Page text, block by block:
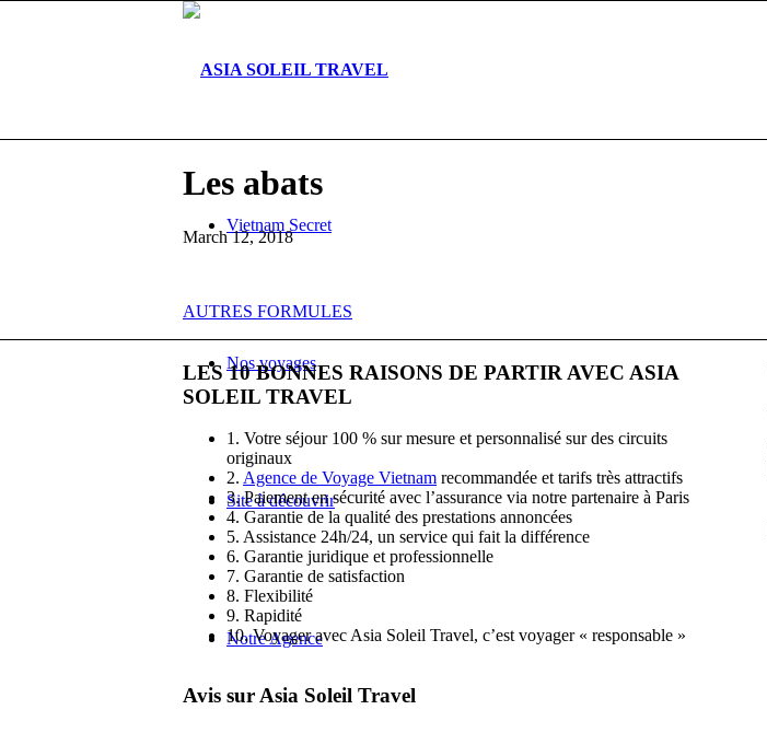
Vietnam Secret
Nos voyages
Site à découvrir
Notre Agence
Les abats
March 12, 2018
AUTRES FORMULES
LES10BONNES RAISONS DE PARTIR AVEC ASIA
SOLEIL TRAVEL
1. Votre séjour 100 % sur mesure et personnalisé sur des circuits
originaux
2. Agence de Voyage Vietnam recommandée et tarifs très attractifs
3. Paiement en sécurité avec l’assurance via notre partenaire à Paris
4. Garantie de la qualité des prestations annoncées
5. Assistance 24h/24, un service qui fait la différence
6. Garantie juridique et professionnelle
7. Garantie de satisfaction
8. Flexibilité
9. Rapidité
10. Voyager avec Asia Soleil Travel, c’est voyager « responsable »
Avis sur Asia Soleil Travel